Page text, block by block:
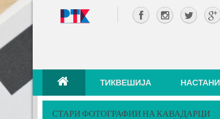
ТИКВЕШИЈА НАСТАНИ
СТАРИ ФОТОГРАФИИ НА КАВАДАРЦИ